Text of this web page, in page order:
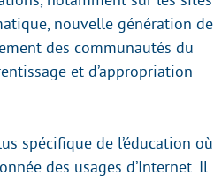
nouvelle génération de
des communautés du
et d’appropriation
spécifique de l’éducation où
des usages d’Internet. Il